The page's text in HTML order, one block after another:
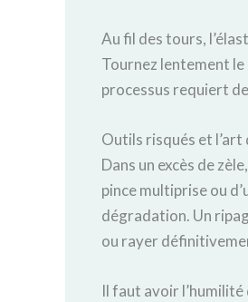
Au fil des tours,
Tournez lentement
processus requiert
Outils risqués et
Dans un excès de
pince multiprise ou
dégradation. Un
ou rayer
Il faut avoir